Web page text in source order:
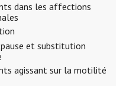
dans les affections
et substitution
agissant sur la motilité